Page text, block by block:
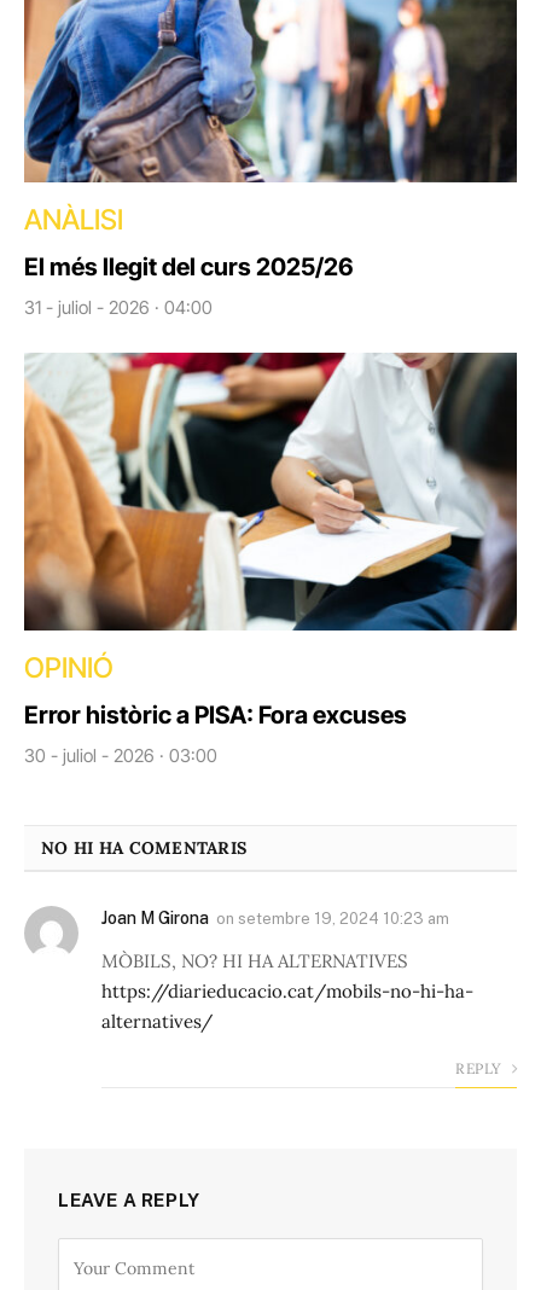
ANÀLISI
El més llegit del curs 2025/26
31 - juliol - 2026 · 04:00
OPINIÓ
Error històric a PISA: Fora excuses
30 - juliol - 2026 · 03:00
NO HI HA COMENTARIS
Joan M Girona on setembre 19, 2024 10:23 am
MÒBILS, NO? HI HA ALTERNATIVES
https://diarieducacio.cat/mobils-no-hi-ha-
alternatives/
REPLY
LEAVE A REPLY